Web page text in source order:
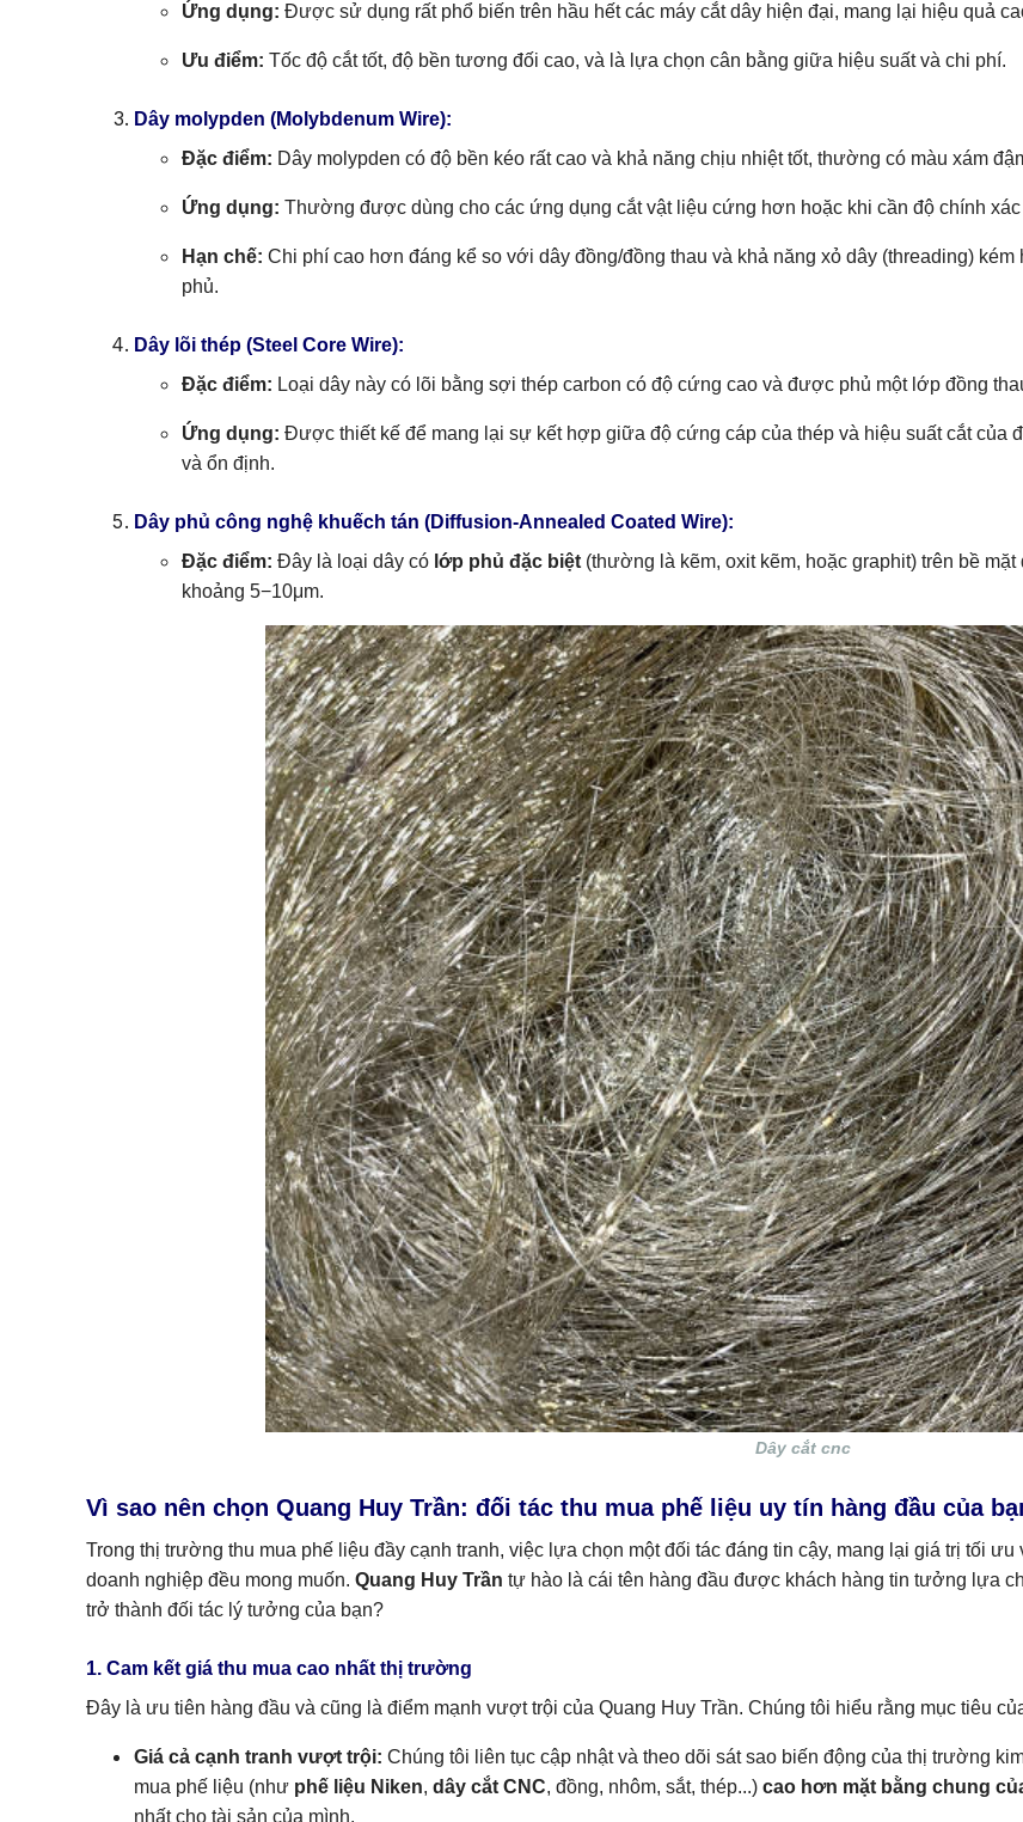
Ứng dụng: Được sử dụng rất phổ biến trên hầu hết các máy cắt dây hiện đại, mang lại hiệu quả
Ưu điểm: Tốc độ cắt tốt, độ bền tương đối cao, và là lựa chọn cân bằng giữa hiệu suất và chi phí.
Dây molypden (Molybdenum Wire):
Đặc điểm: Dây molypden có độ bền kéo rất cao và khả năng chịu nhiệt tốt, thường có màu xám
Ứng dụng: Thường được dùng cho các ứng dụng cắt vật liệu cứng hơn hoặc khi cần độ chính
Hạn chế: Chi phí cao hơn đáng kể so với dây đồng/đồng thau và khả năng xỏ dây (threading)
phủ.
Dây lõi thép (Steel Core Wire):
Đặc điểm: Loại dây này có lõi bằng sợi thép carbon có độ cứng cao và được phủ một lớp đồng
Ứng dụng: Được thiết kế để mang lại sự kết hợp giữa độ cứng cáp của thép và hiệu suất cắt của
và ổn định.
Dây phủ công nghệ khuếch tán (Diffusion-Annealed Coated Wire):
Đặc điểm: Đây là loại dây có lớp phủ đặc biệt (thường là kẽm, oxit kẽm, hoặc graphit) trên bề
khoảng 5−10μm.
Dây cắt cnc
Vì sao nên chọn Quang Huy Trần: đối tác thu mua phế liệu uy tín hàng đầu của
Trong thị trường thu mua phế liệu đầy cạnh tranh, việc lựa chọn một đối tác đáng tin cậy, mang lại giá trị tối
doanh nghiệp đều mong muốn. Quang Huy Trần tự hào là cái tên hàng đầu được khách hàng tin tưởng lựa
trở thành đối tác lý tưởng của bạn?
1. Cam kết giá thu mua cao nhất thị trường
Đây là ưu tiên hàng đầu và cũng là điểm mạnh vượt trội của Quang Huy Trần. Chúng tôi hiểu rằng mục tiêu
Giá cả cạnh tranh vượt trội: Chúng tôi liên tục cập nhật và theo dõi sát sao biến động của thị trường
mua phế liệu (như phế liệu Niken, dây cắt CNC, đồng, nhôm, sắt, thép...) cao hơn mặt bằng chung
nhất cho tài sản của mình.